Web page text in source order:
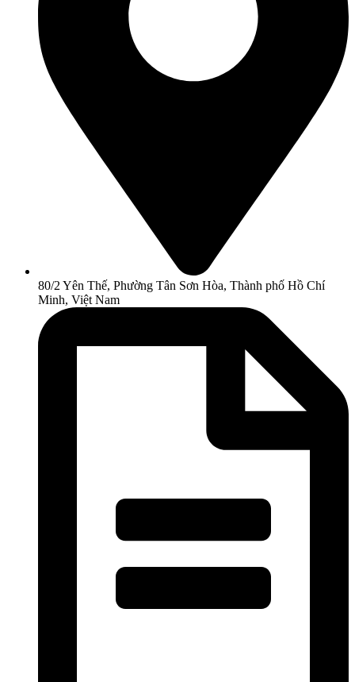
80/2 Yên Thế, Phường Tân Sơn Hòa, Thành phố Hồ Chí
Minh, Việt Nam